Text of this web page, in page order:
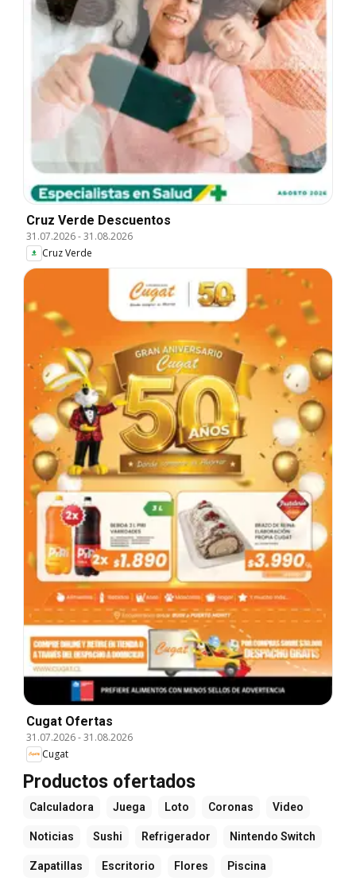
Cruz Verde Descuentos
31.07.2026-31.08.2026
Cruz Verde
Cugat Ofertas
31.07.2026-31.08.2026
Cugat
Productos ofertados
Calculadora Juega Loto Coronas Video
Noticias Sushi Refrigerador Nintendo Switch
Zapatillas Escritorio Flores Piscina